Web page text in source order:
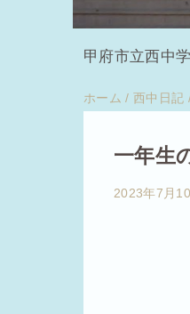
甲府市立西中
ホーム /西中日記
一年生
2023年7月